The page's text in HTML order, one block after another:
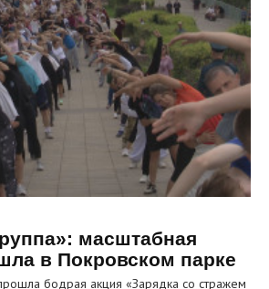
масштабная
в Покровском парке
бодрая акция «Зарядка со стражем